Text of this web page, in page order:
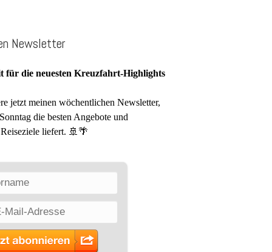
Newsletter
für die neuesten Kreuzfahrt-Highlights
jetzt meinen wöchentlichen Newsletter,
die besten Angebote und
liefert. 🚢🌴